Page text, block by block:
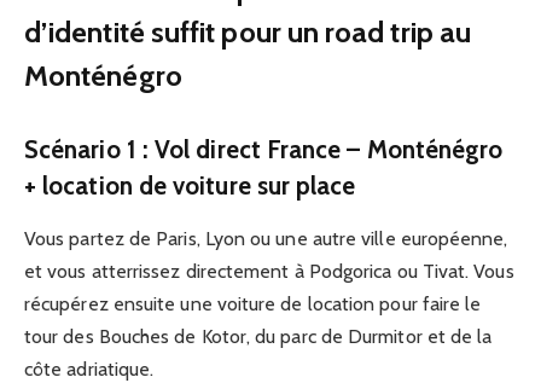
d’identité suffit pour un road trip au
Monténégro
Scénario 1 : Vol direct France – Monténégro
+ location de voiture sur place
Vous partez de Paris, Lyon ou une autre ville européenne,
et vous atterrissez directement à Podgorica ou Tivat. Vous
récupérez ensuite une voiture de location pour faire le
tour des Bouches de Kotor, du parc de Durmitor et de la
côte adriatique.